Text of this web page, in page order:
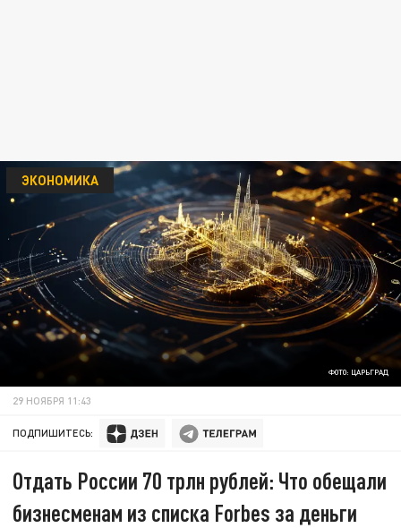
ФОТО: ЦАРЬГРАД
ЭКОНОМИКА
29 НОЯБРЯ 11:43
ПОДПИШИТЕСЬ:
Отдать России 70 трлн рублей: Что обещали
бизнесменам из списка Forbes за деньги